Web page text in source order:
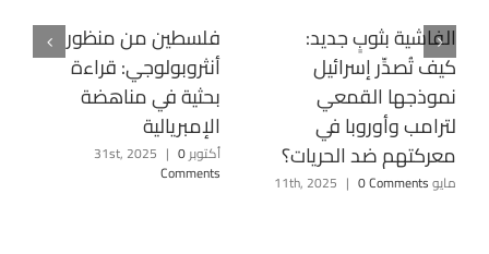
فلسطين من منظور
أنثروبولوجي: قراءة
بحثية في مناهضة
الإمبريالية
أكتوبر 31st, 2025 | 0
Comments
الفاشية بثوبٍ جديد:
كيف تُصدِّر إسرائيل
نموذجها القمعي
لترامب وأوروبا في
معركتهم ضد الحريات؟
مايو 11th, 2025 | 0 Comments